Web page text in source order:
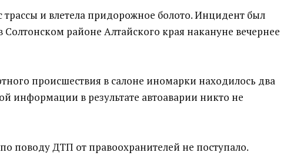
трассы и влетела придорожное болото. Инцидент был
районе Алтайского края накануне вечернее
происшествия в салоне иномарки находилось два
информации в результате автоаварии никто не
поводу ДТП от правоохранителей не поступало.